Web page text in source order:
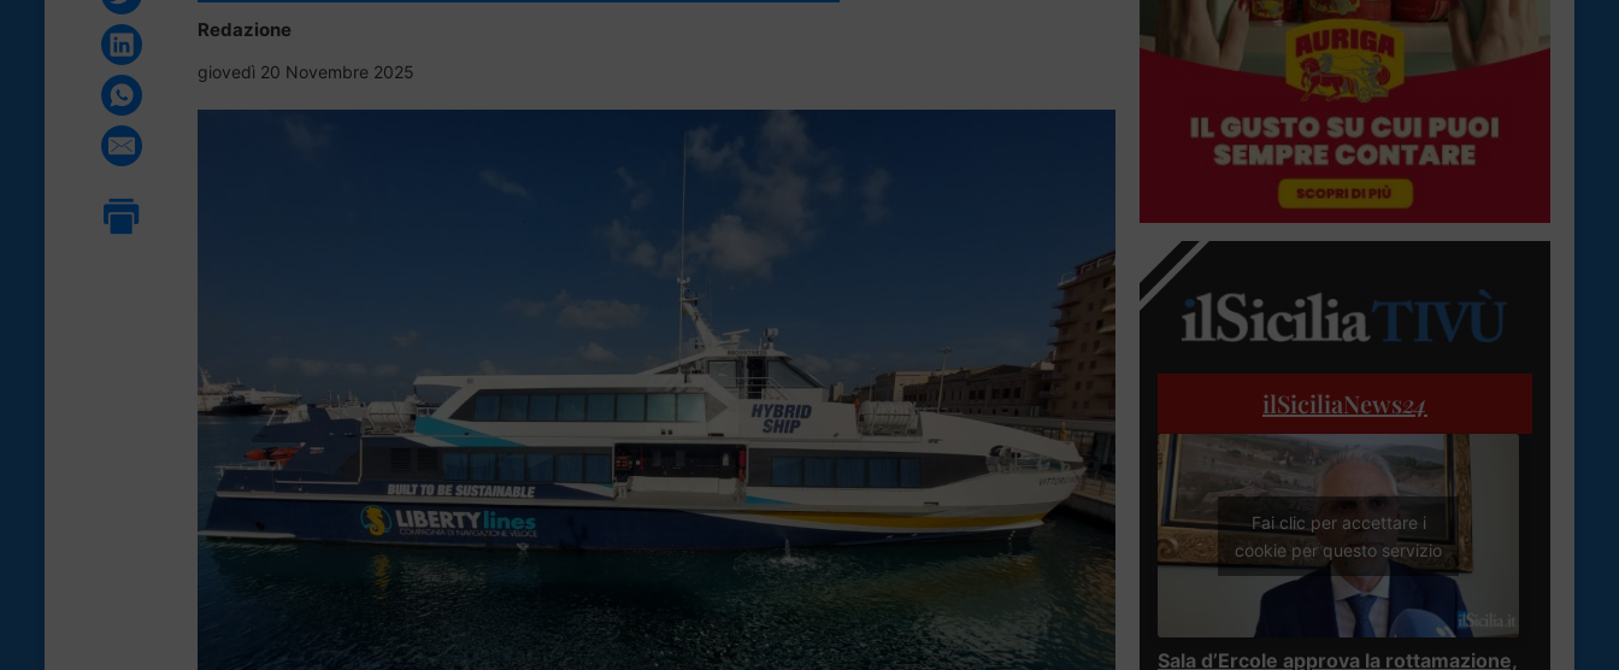
Redazione
giovedì 20 Novembre 2025
ilSiciliaNews24
Fai clic per accettare i
cookie per questo servizio
Sala d’Ercole approva la rottamazione,